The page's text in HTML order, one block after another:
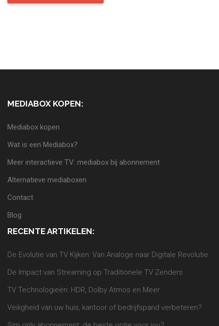
MEDIABOX KOPEN:
Mediabox kopen
Wat is een Mediabox?
Meer interactieve TV: mediabox bij abonnement
Alternatieve mediaboxen
Contact
Blog
RECENTE ARTIKELEN:
De Evolutie van TV Kijken: Van Analoge naar Digitale Revolutie
De Impact van Streaming op Traditionele TV Zenders
TV Technologieën: HDR, Dolby Atmos en Meer
Veiligheid van uw huis, kantoor of bedrijfspand verbeteren?